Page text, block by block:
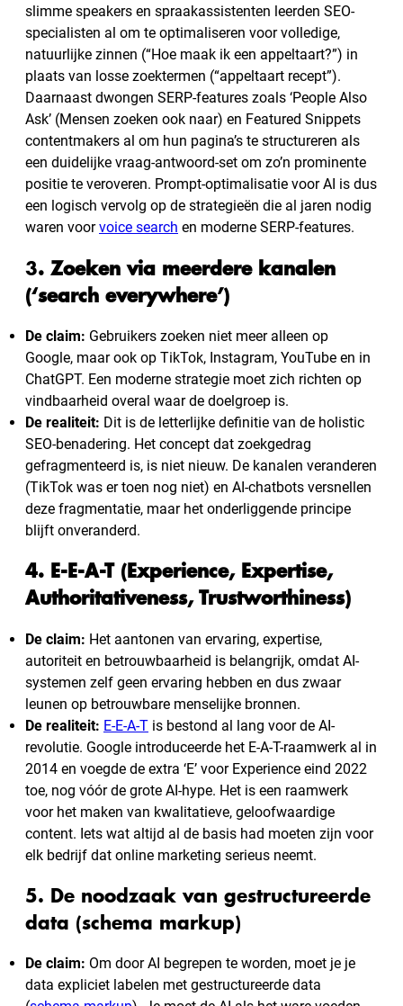
slimme speakers en spraakassistenten leerden SEO-
specialisten al om te optimaliseren voor volledige,
natuurlijke zinnen (“Hoe maak ik een appeltaart?”) in
plaats van losse zoektermen (“appeltaart recept”).
Daarnaast dwongen SERP-features zoals ‘People Also
Ask’ (Mensen zoeken ook naar) en Featured Snippets
contentmakers al om hun pagina’s te structureren als
een duidelijke vraag-antwoord-set om zo’n prominente
positie te veroveren. Prompt-optimalisatie voor AI is dus
een logisch vervolg op de strategieën die al jaren nodig
waren voorvoice search en moderne SERP-features.
3. Zoeken via meerdere kanalen
(‘search everywhere’)
De claim: Gebruikers zoeken niet meer alleen op
Google, maar ook op TikTok, Instagram, YouTube en in
ChatGPT. Een moderne strategie moet zich richten op
vindbaarheid overal waar de doelgroep is.
De realiteit: Dit is de letterlijke definitie van de holistic
SEO-benadering. Het concept dat zoekgedrag
gefragmenteerd is, is niet nieuw. De kanalen veranderen
(TikTok was er toen nog niet) en AI-chatbots versnellen
deze fragmentatie, maar het onderliggende principe
blijft onveranderd.
4. E-E-A-T (Experience, Expertise,
Authoritativeness, Trustworthiness)
De claim: Het aantonen van ervaring, expertise,
autoriteit en betrouwbaarheid is belangrijk, omdat AI-
systemen zelf geen ervaring hebben en dus zwaar
leunen op betrouwbare menselijke bronnen.
De realiteit: E-E-A-T is bestond al lang voor de AI-
revolutie. Google introduceerde het E-A-T-raamwerk al in
2014 en voegde de extra ‘E’ voor Experience eind 2022
toe, nog vóór de grote AI-hype. Het is een raamwerk
voor het maken van kwalitatieve, geloofwaardige
content. Iets wat altijd al de basis had moeten zijn voor
elk bedrijf dat online marketing serieus neemt.
5. De noodzaak van gestructureerde
data (schema markup)
De claim: Om door AI begrepen te worden, moet je je
data expliciet labelen met gestructureerde data